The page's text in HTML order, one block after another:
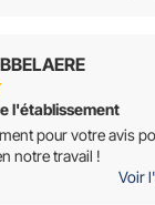
l'établissement
pour votre avis
notre travail !
Voir